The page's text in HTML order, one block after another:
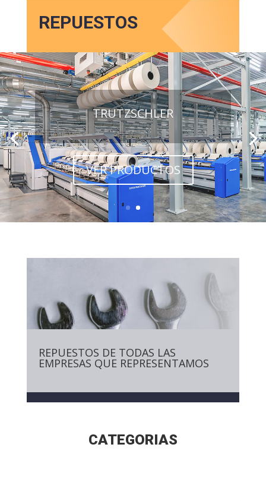
REPUESTOS
TRUTZSCHLER
VER PRODUCTOS
REPUESTOS DE TODAS LAS
EMPRESAS QUE REPRESENTAMOS
CATEGORIAS